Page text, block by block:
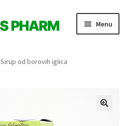
Menu
Expand
Sirup od borovih iglica